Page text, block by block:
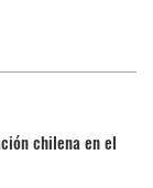
chilena en el